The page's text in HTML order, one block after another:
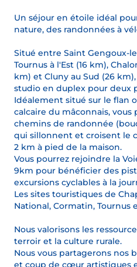
Un séjour en étoile idéal
nature, des randonnées à
Situé entre Saint Gengoux-
Tournus à l'Est (16 km),
km) et Cluny au Sud (26
studio en duplex pour deux
Idéalement situé sur le flan
calcaire du mâconnais,
chemins de randonnée
qui sillonnent et croisent le
2 km à pied de la maison.
Vous pourrez rejoindre la
9km pour bénéficier des
excursions cyclables à la
Les sites touristiques de
National, Cormatin, Tournus
Nous valorisons les
terroir et la culture rurale.
Nous vous partagerons nos
et coup de cœur artistiques